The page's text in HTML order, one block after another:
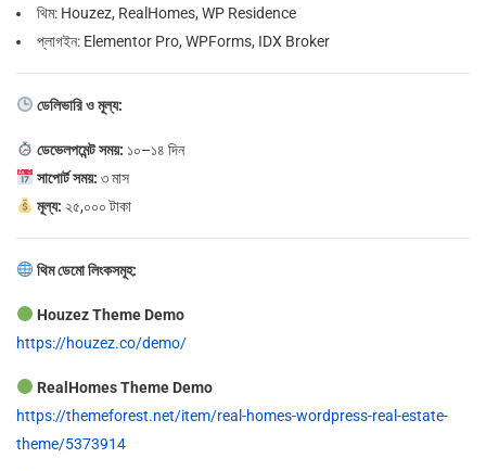
থিম: Houzez, RealHomes, WP Residence
প্লাগইন: Elementor Pro, WPForms, IDX Broker
ডেলিভারি ও মূল্য:
ডেভেলপমেন্ট সময়: ১০–১৪ দিন
সাপোর্ট সময়: ৩ মাস
মূল্য: ২৫,০০০ টাকা
থিম ডেমো লিংকসমূহ:
Houzez Theme Demo
https://houzez.co/demo/
RealHomes Theme Demo
https://themeforest.net/item/real-homes-wordpress-real-estate-
theme/5373914